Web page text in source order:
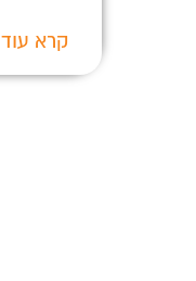
קרא עוד